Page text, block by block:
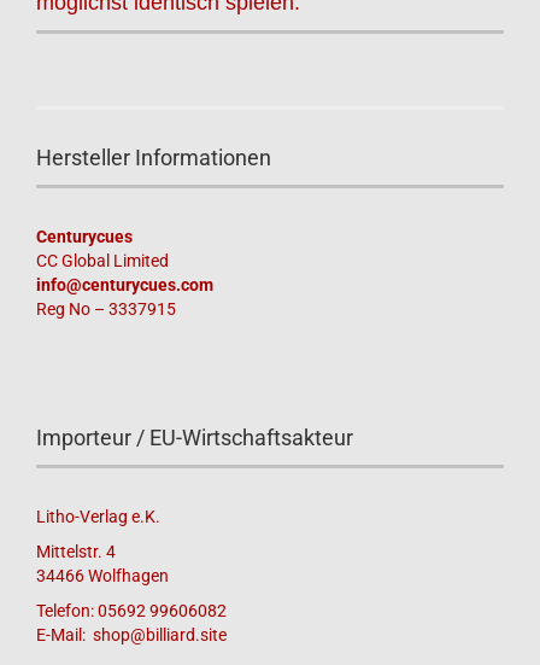
Hersteller Informationen
Centurycues
CC Global Limited
info@centurycues.com
Reg No – 3337915
Importeur / EU-Wirtschaftsakteur
Litho-Verlag e.K.
Mittelstr. 4
34466 Wolfhagen
Telefon: 05692 99606082
E-Mail: shop@billiard.site